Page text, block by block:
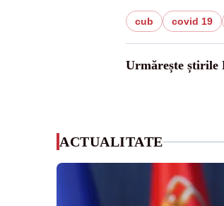
cub covid 19
Urmărește știrile
ACTUALITATE